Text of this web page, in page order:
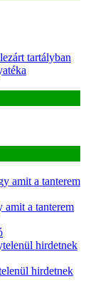
tartályban
amit a tanterem
a tanterem
hirdetnek
hirdetnek